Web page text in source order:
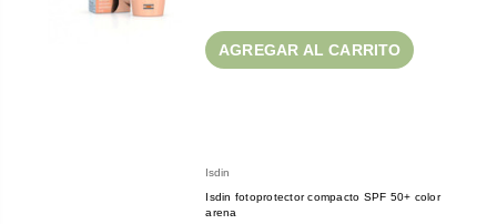
AGREGAR AL CARRITO
Isdin
Isdin fotoprotector compacto SPF 50+ color
arena